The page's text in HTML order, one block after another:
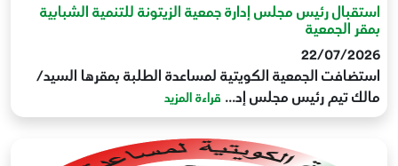
استقبال رئيس مجلس إدارة جمعية الزيتونة للتنمية الشبابية
بمقر الجمعية
22/07/2026
استضافت الجمعية الكويتية لمساعدة الطلبة بمقرها السيد/
مالك تيم رئيس مجلس إد... قراءة المزيد